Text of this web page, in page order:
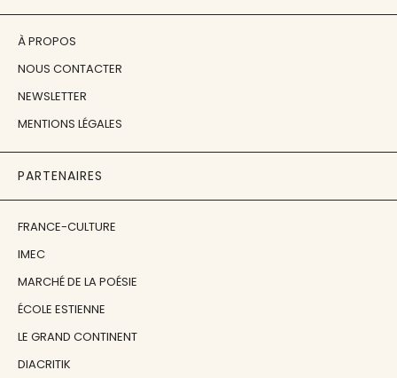
À PROPOS
NOUS CONTACTER
NEWSLETTER
MENTIONS LÉGALES
PARTENAIRES
FRANCE-CULTURE
IMEC
MARCHÉ DE LA POÉSIE
ÉCOLE ESTIENNE
LE GRAND CONTINENT
DIACRITIK